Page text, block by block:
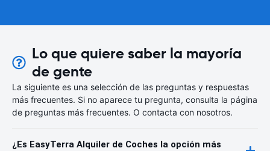
Lo que quiere saber la mayoría
de gente
La siguiente es una selección de las preguntas y respuestas
más frecuentes. Si no aparece tu pregunta, consulta la página
de preguntas más frecuentes. O contacta con nosotros.
¿Es EasyTerra Alquiler de Coches la opción más